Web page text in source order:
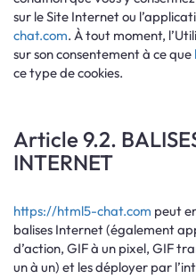
sur le Site Internet ou
chat.com. À tout moment,
sur son consentement à ce que
ce type de cookies.
Article 9.2.
INTERNET
https://html5-chat.com peut
balises Internet (également
d’action, GIF à un pixel, GIF
un à un) et les déployer par